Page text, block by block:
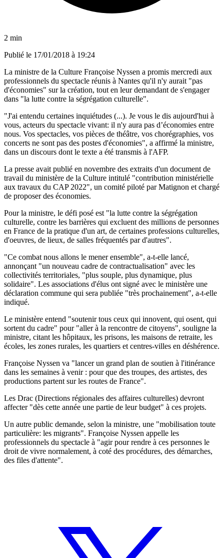
2 min
Publié le 17/01/2018 à 19:24
La ministre de la Culture Françoise Nyssen a promis mercredi aux
professionnels du spectacle réunis à Nantes qu'il n'y aurait "pas
d'économies" sur la création, tout en leur demandant de s'engager
dans "la lutte contre la ségrégation culturelle".
"J'ai entendu certaines inquiétudes (...). Je vous le dis aujourd'hui à
vous, acteurs du spectacle vivant: il n'y aura pas d’économies entre
nous. Vos spectacles, vos pièces de théâtre, vos chorégraphies, vos
concerts ne sont pas des postes d'économies", a affirmé la ministre,
dans un discours dont le texte a été transmis à l'AFP.
La presse avait publié en novembre des extraits d'un document de
travail du ministère de la Culture intitulé "contribution ministérielle
aux travaux du CAP 2022", un comité piloté par Matignon et chargé
de proposer des économies.
Pour la ministre, le défi posé est "la lutte contre la ségrégation
culturelle, contre les barrières qui excluent des millions de personnes
en France de la pratique d'un art, de certaines professions culturelles,
d'oeuvres, de lieux, de salles fréquentés par d'autres".
"Ce combat nous allons le mener ensemble", a-t-elle lancé,
annonçant "un nouveau cadre de contractualisation" avec les
collectivités territoriales, "plus souple, plus dynamique, plus
solidaire". Les associations d'élus ont signé avec le ministère une
déclaration commune qui sera publiée "très prochainement", a-t-elle
indiqué.
Le ministère entend "soutenir tous ceux qui innovent, qui osent, qui
sortent du cadre" pour "aller à la rencontre de citoyens", souligne la
ministre, citant les hôpitaux, les prisons, les maisons de retraite, les
écoles, les zones rurales, les quartiers et centres-villes en déshérence.
Françoise Nyssen va "lancer un grand plan de soutien à l'itinérance
dans les semaines à venir : pour que des troupes, des artistes, des
productions partent sur les routes de France".
Les Drac (Directions régionales des affaires culturelles) devront
affecter "dès cette année une partie de leur budget" à ces projets.
Un autre public demande, selon la ministre, une "mobilisation toute
particulière: les migrants". Françoise Nyssen appelle les
professionnels du spectacle à "agir pour rendre à ces personnes le
droit de vivre normalement, à coté des procédures, des démarches,
des files d'attente".